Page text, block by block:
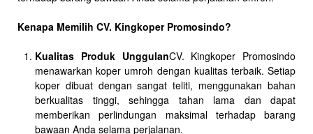
Kenapa Memilih CV. Kingkoper Promosindo?
Kualitas Produk UnggulanCV. Kingkoper Promosindo
menawarkan koper umroh dengan kualitas terbaik. Setiap
koper dibuat dengan sangat teliti, menggunakan bahan
berkualitas tinggi, sehingga tahan lama dan dapat
memberikan perlindungan maksimal terhadap barang
bawaan Anda selama perjalanan.